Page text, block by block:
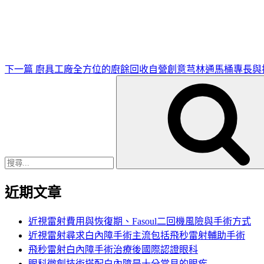
下一篇 廚具工廠全方位的廚餘回收自營創意芎林通馬桶專長與
近期文章
近視雷射費用與恢復期、Fasoul二回機風險與手術方式
近視雷射尋求白內障手術主流包括飛秒雷射輔助手術
飛秒雷射白內障手術治療後國際認證眼科